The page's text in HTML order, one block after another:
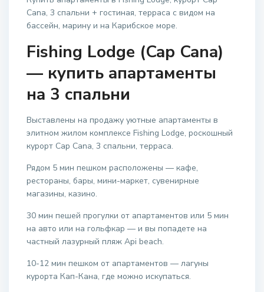
Cana, 3 спальни + гостиная, терраса с видом на
бассейн, марину и на Карибское море.
Fishing Lodge (Cap Cana)
— купить апартаменты
на 3 спальни
Выставлены на продажу уютные апартаменты в
элитном жилом комплексе Fishing Lodge, роскошный
курорт Cap Cana, 3 спальни, терраса.
Рядом 5 мин пешком расположены — кафе,
рестораны, бары, мини-маркет, сувенирные
магазины, казино.
30 мин пешей прогулки от апартаментов или 5 мин
на авто или на гольфкар — и вы попадете на
частный лазурный пляж Api beach.
10-12 мин пешком от апартаментов — лагуны
курорта Кап-Кана, где можно искупаться.